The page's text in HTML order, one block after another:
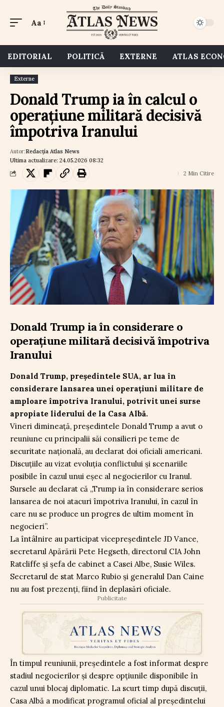
Aa
EDITORIAL POLITICĂ EXTERNE ATLAS
Externe
Donald Trump ia în calcul o
operațiune militară decisivă
împotriva Iranului
Ultima actualizare: 24.05.2026 08:32
Autor:Redacția Atlas News
2 Min Citire
Donald Trump ia în considerare o
operațiune militară decisivă împotriva
Iranului
Donald Trump, președintele SUA, ar lua în
considerare lansarea unei operațiuni militare de
amploare împotriva Iranului, potrivit unei surse
apropiate liderului de la Casa Albă.
Vineri dimineață, președintele Donald Trump a avut o
reuniune cu principalii săi consilieri pe teme de
securitate națională, au declarat doi oficiali americani.
Discuțiile au vizat evoluția conflictului și scenariile
posibile în cazul unui eșec al negocierilor cu Iranul.
Sursele au declarat că „Trump ia în considerare serios
lansarea de noi atacuri împotriva Iranului, în cazul în
care nu se produce un progres de ultim moment în
negocieri”.
La întâlnire au participat vicepreședintele JD Vance,
secretarul Apărării Pete Hegseth, directorul CIA John
Ratcliffe și șefa de cabinet a Casei Albe, Susie Wiles.
Secretarul de stat Marco Rubio și generalul Dan Caine
nu au fost prezenți, fiind în deplasări oficiale.
Publicitate
În timpul reuniunii, președintele a fost informat despre
stadiul negocierilor și despre opțiunile disponibile în
cazul unui blocaj diplomatic. La scurt timp după discuții,
Casa Albă a modificat programul oficial al președintelui